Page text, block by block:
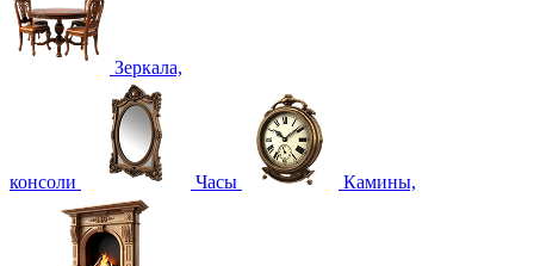
Зеркала,
консоли Часы Камины,